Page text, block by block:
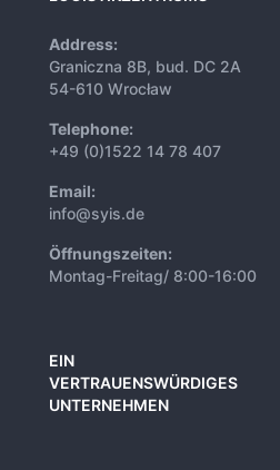
Address:
Graniczna 8B, bud. DC 2A
54-610 Wrocław
Telephone:
+49 (0)1522 14 78 407
Email:
info@syis.de
Öffnungszeiten:
Montag-Freitag/ 8:00-16:00
EIN
VERTRAUENSWÜRDIGES
UNTERNEHMEN